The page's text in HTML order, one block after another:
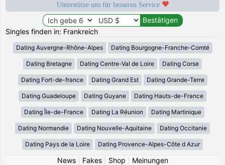
Unterstütze uns für besseren Service
Singles finden in: Frankreich
Dating Auvergne-Rhône-Alpes Dating Bourgogne-Franche-Comté
Dating Bretagne Dating Centre-Val de Loire Dating Corse
Dating Fort-de-france Dating Grand Est Dating Grande-Terre
Dating Guadeloupe Dating Guyane Dating Hauts-de-France
Dating Île-de-France Dating La Réunion Dating Martinique
Dating Normandie Dating Nouvelle-Aquitaine Dating Occitanie
Dating Pays de la Loire Dating Provence-Alpes-Côte d Azur
News| Fakes| Shop
Meinungen